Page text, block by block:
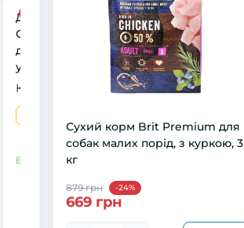
Сухий корм Brit Premium для
собак малих порід, з куркою, 3
кг
879 грн -24%
669 грн
Диспенсер Trixie
CityStyle з пакетами
для фекалій 1
упаковка (15 пакетів)
світло-сірий
Конфігурат
В наявності